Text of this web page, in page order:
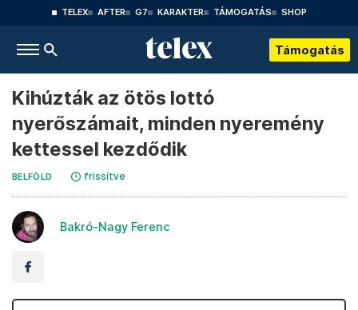
TELEX AFTER G7 KARAKTER TÁMOGATÁS SHOP
Támogatás
Kihúzták az ötös lottó
nyerőszámait, minden nyeremény
kettessel kezdődik
BELFÖLD frissítve
Bakró-Nagy Ferenc